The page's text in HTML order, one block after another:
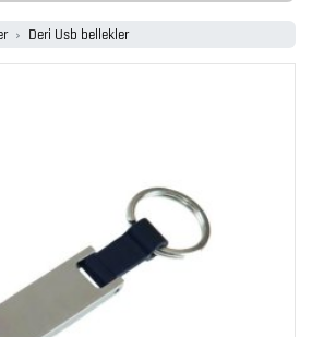
Deri Usb bellekler